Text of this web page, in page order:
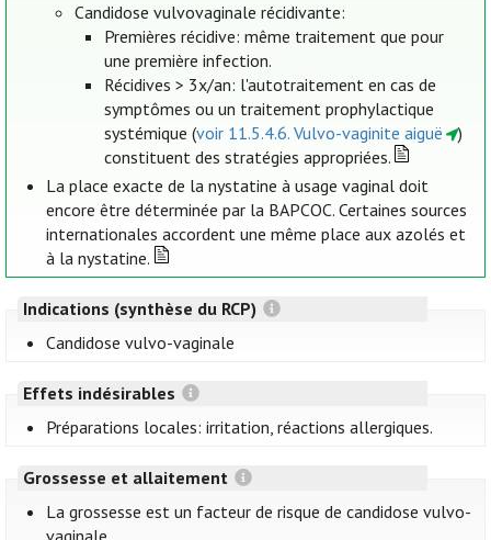
Candidose vulvovaginale récidivante:
Premières récidive: même traitement que pour
une première infection.
Récidives > 3x/an: l'autotraitement en cas de
symptômes ou un traitement prophylactique
systémique (voir 11.5.4.6. Vulvo-vaginite aiguë
)
constituent des stratégies appropriées.
La place exacte de la nystatine à usage vaginal doit
encore être déterminée par la BAPCOC. Certaines sources
internationales accordent une même place aux azolés et
à la nystatine.
Indications (synthèse du RCP)
Candidose vulvo-vaginale
Effets indésirables
Préparations locales: irritation, réactions allergiques.
Grossesse et allaitement
La grossesse est un facteur de risque de candidose vulvo-